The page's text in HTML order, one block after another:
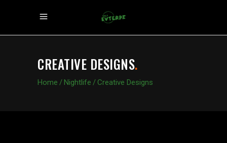
CREATIVE DESIGNS.
Home /Nightlife /Creative Designs